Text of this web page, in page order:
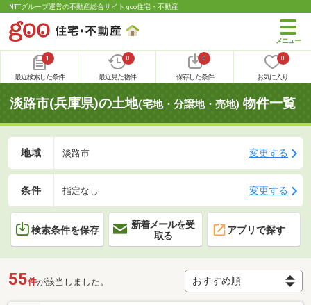
NTTグループ運営の不動産総合サイト goo住宅・不動産
1
最近検索した条件
0
最近見た物件
0
保存した条件
0
お気に入り
淡路市(兵庫県)の土地(宅地・分譲地・売地) 物件一覧
地域 淡路市 変更する
条件 指定なし 変更する
検索条件を保存
新着メールを受
取る
アプリで探す
55件が該当しました。